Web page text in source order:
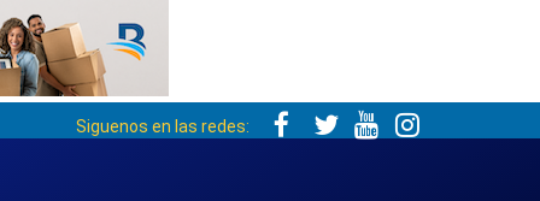
Siguenos en las redes: